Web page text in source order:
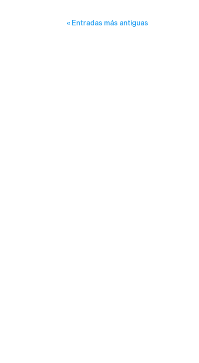
« Entradas más antiguas